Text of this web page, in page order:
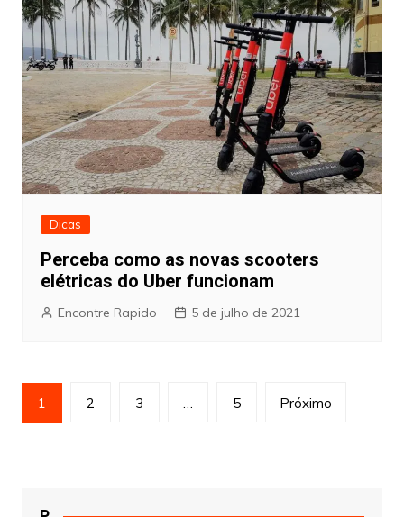
Dicas
Perceba como as novas scooters
elétricas do Uber funcionam
Encontre Rapido 5 de julho de 2021
Paginação
de
1 2 3 … 5 Próximo